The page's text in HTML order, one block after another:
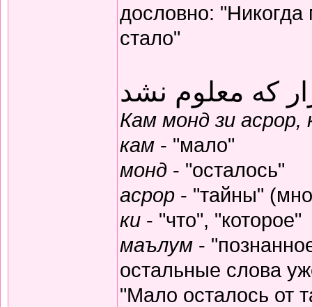
дословно:
стало"
که معلوم نشد
Кам монд зи
кам - "мало"
монд - "осталось"
асрор - "тайны"
ки - "что", "которое"
маълум -
остальные слова
"Мало осталось от